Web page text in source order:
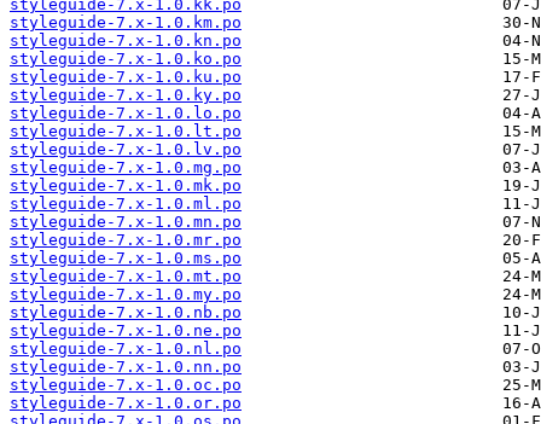
styleguide-7.x-1.0.kk.po
styleguide-7.x-1.0.km.po
styleguide-7.x-1.0.kn.po
styleguide-7.x-1.0.ko.po
styleguide-7.x-1.0.ku.po
styleguide-7.x-1.0.ky.po
styleguide-7.x-1.0.lo.po
styleguide-7.x-1.0.lt.po
styleguide-7.x-1.0.lv.po
styleguide-7.x-1.0.mg.po
styleguide-7.x-1.0.mk.po
styleguide-7.x-1.0.ml.po
styleguide-7.x-1.0.mn.po
styleguide-7.x-1.0.mr.po
styleguide-7.x-1.0.ms.po
styleguide-7.x-1.0.mt.po
styleguide-7.x-1.0.my.po
styleguide-7.x-1.0.nb.po
styleguide-7.x-1.0.ne.po
styleguide-7.x-1.0.nl.po
styleguide-7.x-1.0.nn.po
styleguide-7.x-1.0.oc.po
styleguide-7.x-1.0.or.po